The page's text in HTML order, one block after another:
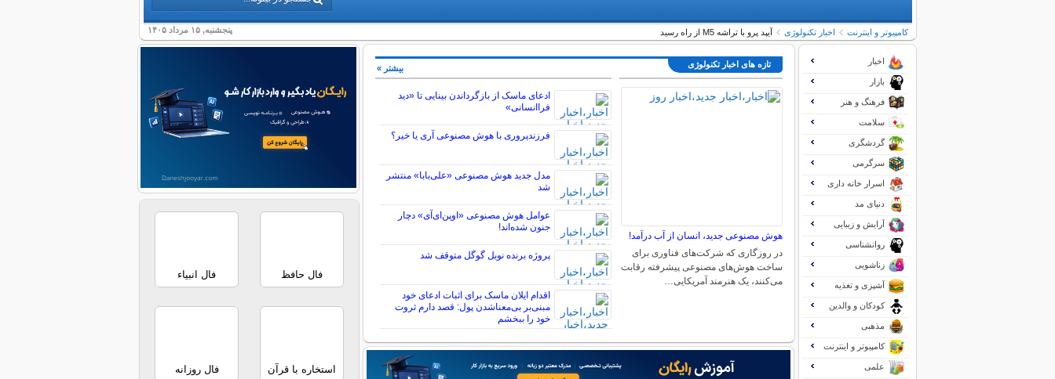
پنجشنبه, ۱۵ مرداد ۱۴۰۵ کامپیوتر و اینترنت اخبار تکنولوژی آیپد پرو با تراشه M5 از راه رسید
تازه های اخبار تکنولوژی
هوش مصنوعی جدید، انسان از آب درآمد!
در روزگاری که شرکت‌های فناوری برای
ساخت هوش‌های مصنوعی‌ پیشرفته رقابت
می‌کنند، یک هنرمند آمریکایی…
ادعای ماسک از بازگرداندن بینایی تا «دید
فراانسانی»
فرزندپروری با هوش مصنوعی آری یا خیر؟
مدل جدید هوش مصنوعی «علی‌بابا» منتشر
شد
عوامل هوش مصنوعی «اوپن‌ای‌آی» دچار
جنون شده‌اند!
پروژه برنده نوبل گوگل متوقف شد
اقدام ایلان ماسک برای اثبات ادعای خود
مبنی‌بر بی‌معناشدن پول: قصد دارم ثروت
خود را ببخشم
بیشتر »
اخبار
بازار
فرهنگ و هنر
سلامت
گردشگری
سرگرمی
اسرار خانه داری
دنیای مد
آرایش و زیبایی
روانشناسی
زناشویی
آشپزی و تغذیه
کودکان و والدین
مذهبی
کامپیوتر و اینترنت
علمی
فال حافظ فال انبیاء
استخاره با قرآن فال روزانه